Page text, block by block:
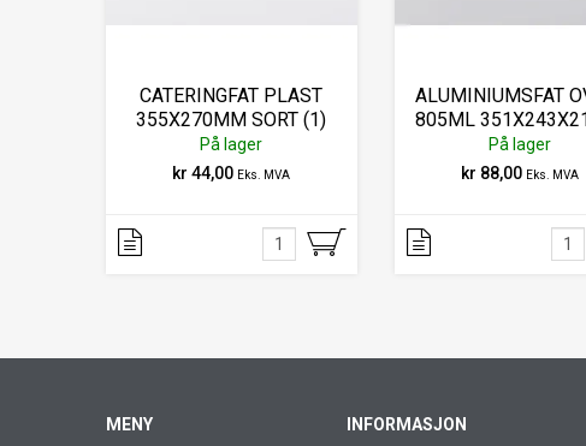
CATERINGFAT PLAST
355X270MM SORT (1)
På lager
kr 44,00 Eks. MVA
ALUMINIUMSFAT
805ML
(10)
På lager
kr 88,00 Eks. MVA
MENY INFORMASJON